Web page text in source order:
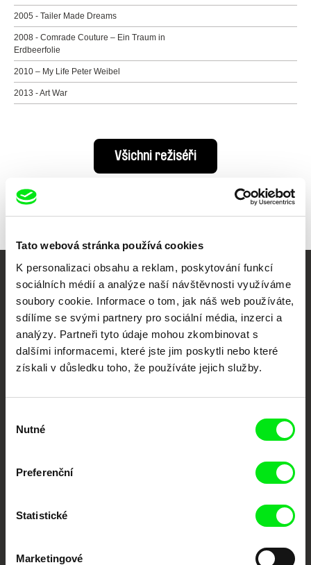
Tato webová stránka používá cookies
K personalizaci obsahu a reklam, poskytování funkcí
sociálních médií a analýze naší návštěvnosti využíváme
soubory cookie. Informace o tom, jak náš web používáte,
sdílíme se svými partnery pro sociální média, inzerci a
analýzy. Partneři tyto údaje mohou zkombinovat s
dalšími informacemi, které jste jim poskytli nebo které
získali v důsledku toho, že používáte jejich služby.
souhlasu
Nutné
Preferenční
Statistické
Marketingové
2005 - Tailer Made Dreams
2008 - Comrade Couture – Ein Traum in
Erdbeerfolie
2010 – My Life Peter Weibel
2013 - Art War
Všichni režiséři
Vaše online
dokumentární kino
Nové festivalové filmy
každý týden
festivalů dokumentárního filmu sdružených do Doc Alliance. Naším cílem je
posouvat hranice dokumentárního filmu, propagovat jeho rozmanitost a